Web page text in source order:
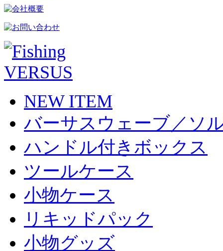
NEW ITEM
バーサスウェーブ／ソ
ハンドル付きボックス
ツールケース
小物ケース
リキッドパック
小物グッズ